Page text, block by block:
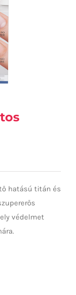
hatású titán és
védelmet